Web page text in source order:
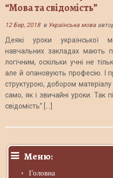
“Мова та свідомість”
12 Бер, 2018в Українська мова
Деякі уроки української
навчальних закладах мають
логічним, оскільки учні не
але й опановують професію. І
структурою, добором
само, як і звичайні уроки. Так
свідомість” […]
Меню:
Головна